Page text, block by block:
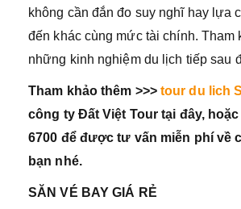
không cần đắn đo suy nghĩ hay lựa
đến khác cùng mức tài chính. Tham
những kinh nghiệm du lịch tiếp sau
Tham khảo thêm >>> tour du lich
công ty Đất Việt Tour tại đây, hoặc
6700 để được tư vấn miễn phí về
bạn nhé.
SĂN VÉ BAY GIÁ RẺ